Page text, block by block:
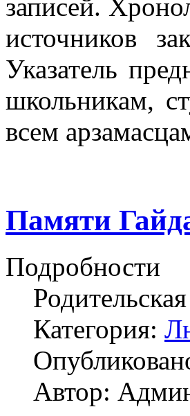
записей.
источников
Указатель
школьникам,
всем
Памяти
Подробности
Категория:
Автор: